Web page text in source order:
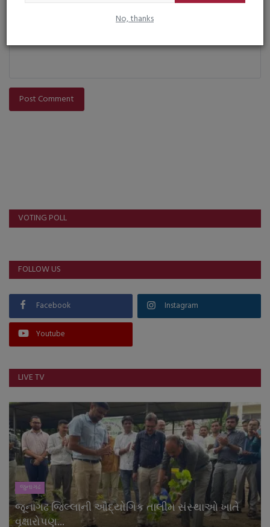
No, thanks
Comment
Post Comment
VOTING POLL
FOLLOW US
Facebook Instagram
Youtube
LIVE TV
જુનાગઢ
જૂનાગઢ જિલ્લાની ઔદ્યોગિક તાલીમ સંસ્થાઓ ખાતે
વૃક્ષારોપણ...